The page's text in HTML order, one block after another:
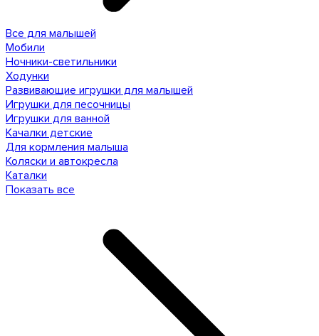
Все для малышей
Мобили
Ночники-светильники
Ходунки
Развивающие игрушки для малышей
Игрушки для песочницы
Игрушки для ванной
Качалки детские
Для кормления малыша
Коляски и автокресла
Каталки
Показать все